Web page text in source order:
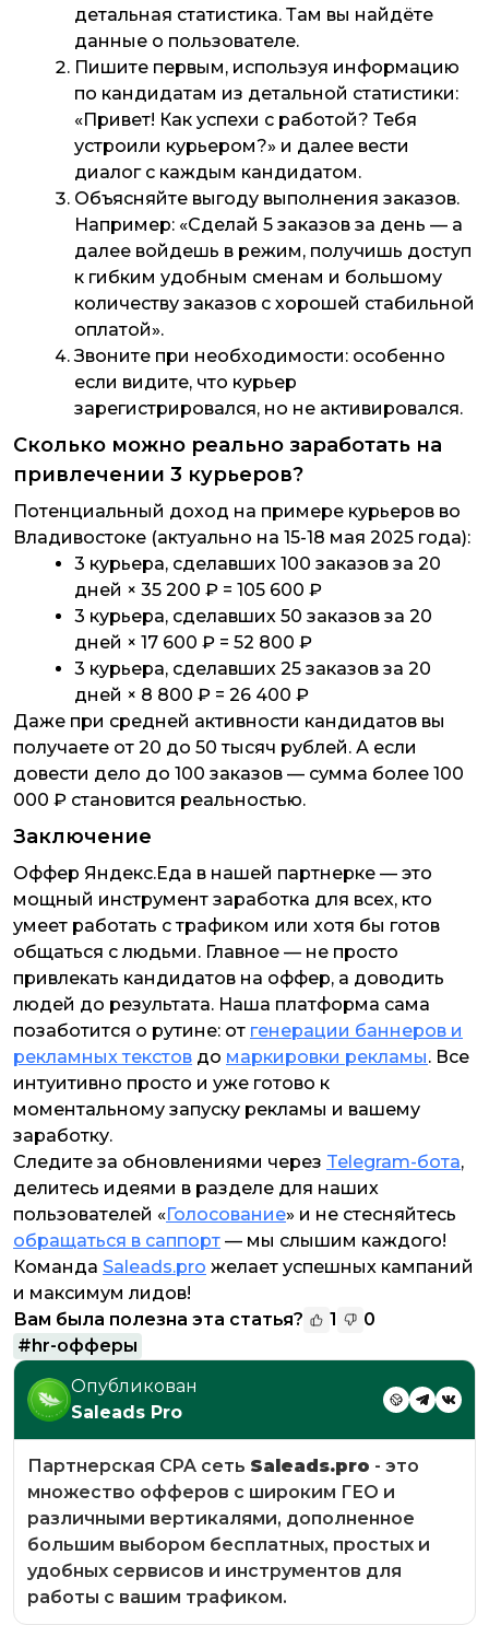
детальная статистика. Там вы найдёте
данные о пользователе.
Пишите первым, используя информацию
по кандидатам из детальной статистики:
«Привет! Как успехи с работой? Тебя
устроили курьером?» и далее вести
диалог с каждым кандидатом.
Объясняйте выгоду выполнения заказов.
Например: «Сделай 5 заказов за день — а
далее войдешь в режим, получишь доступ
к гибким удобным сменам и большому
количеству заказов с хорошей стабильной
оплатой».
Звоните при необходимости: особенно
если видите, что курьер
зарегистрировался, но не активировался.
Сколько можно реально заработать на
привлечении 3 курьеров?
Потенциальный доход на примере курьеров во
Владивостоке (актуально на 15-18 мая 2025 года):
3 курьера, сделавших 100 заказов за 20
дней × 35 200 ₽ = 105 600 ₽
3 курьера, сделавших 50 заказов за 20
дней × 17 600 ₽ = 52 800 ₽
3 курьера, сделавших 25 заказов за 20
дней × 8 800 ₽ = 26 400 ₽
Даже при средней активности кандидатов вы
получаете от 20 до 50 тысяч рублей. А если
довести дело до 100 заказов — сумма более 100
000 ₽ становится реальностью.
Заключение
Оффер Яндекс.Еда в нашей партнерке — это
мощный инструмент заработка для всех, кто
умеет работать с трафиком или хотя бы готов
общаться с людьми. Главное — не просто
привлекать кандидатов на оффер, а доводить
людей до результата. Наша платформа сама
позаботится о рутине: от генерации баннеров и
рекламных текстов до маркировки рекламы. Все
интуитивно просто и уже готово к
моментальному запуску рекламы и вашему
заработку.
Следите за обновлениями через Telegram-бота,
делитесь идеями в разделе для наших
пользователей «Голосование» и не стесняйтесь
обращаться в саппорт — мы слышим каждого!
Команда Saleads.pro желает успешных кампаний
и максимум лидов!
Вам была полезна эта статья?
1
0
# hr-офферы
Опубликован
Saleads Pro
Партнерская CPA сеть Saleads.pro - это
множество офферов с широким ГЕО и
различными вертикалями, дополненное
большим выбором бесплатных, простых и
удобных сервисов и инструментов для
работы с вашим трафиком.